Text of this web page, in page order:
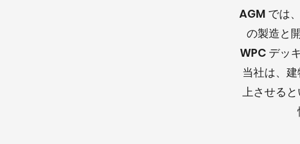
AGM では
の製造と
WPC デッ
当社は、
上させる